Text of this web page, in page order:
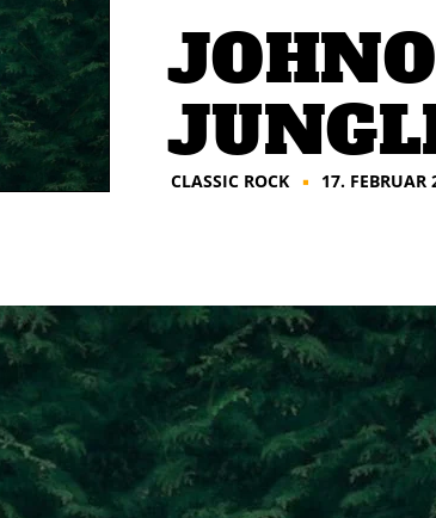
CLASSIC ROCK ■ 17. FEBRUAR